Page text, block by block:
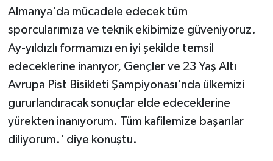
Almanya'da mücadele edecek tüm
sporcularımıza ve teknik ekibimize güveniyoruz.
Ay-yıldızlı formamızı en iyi şekilde temsil
edeceklerine inanıyor, Gençler ve 23 Yaş Altı
Avrupa Pist Bisikleti Şampiyonası'nda ülkemizi
gururlandıracak sonuçlar elde edeceklerine
yürekten inanıyorum. Tüm kafilemize başarılar
diliyorum.' diye konuştu.